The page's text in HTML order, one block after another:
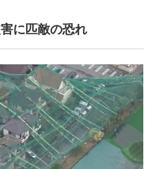
に匹敵の恐れ